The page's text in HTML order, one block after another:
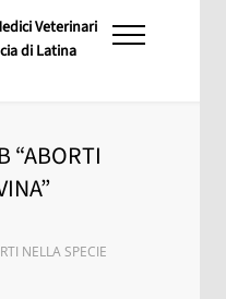
Veterinari
di Latina
“ABORTI
NELLA SPECIE